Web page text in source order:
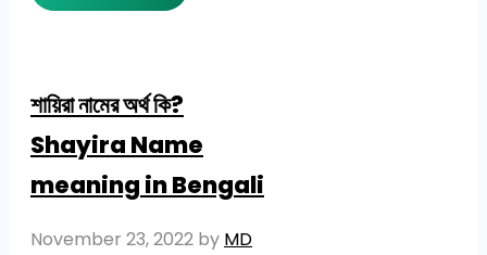
শায়িরা নামের অর্থ কি?
Shayira Name
meaning in Bengali
November 23, 2022 by MD